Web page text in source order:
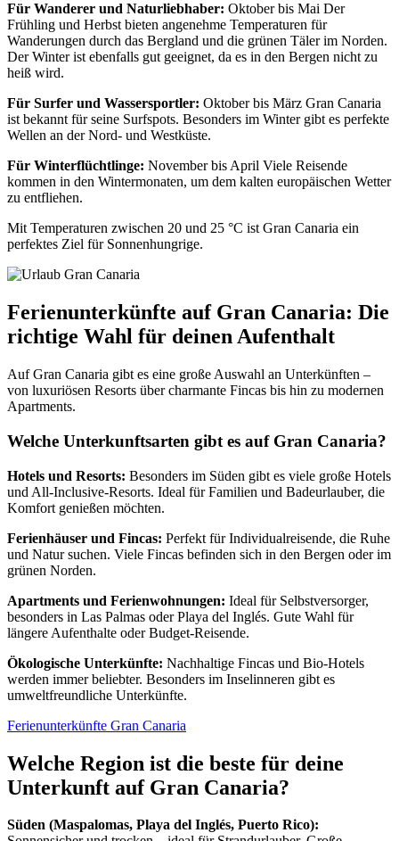
Für Wanderer und Naturliebhaber: Oktober bis Mai Der
Frühling und Herbst bieten angenehme Temperaturen für
Wanderungen durch das Bergland und die grünen Täler im Norden.
Der Winter ist ebenfalls gut geeignet, da es in den Bergen nicht zu
heiß wird.
Für Surfer und Wassersportler: Oktober bis März Gran Canaria
ist bekannt für seine Surfspots. Besonders im Winter gibt es perfekte
Wellen an der Nord- und Westküste.
Für Winterflüchtlinge: November bis April Viele Reisende
kommen in den Wintermonaten, um dem kalten europäischen Wetter
zu entfliehen.
Mit Temperaturen zwischen 20 und 25 °C ist Gran Canaria ein
perfektes Ziel für Sonnenhungrige.
Ferienunterkünfte auf Gran Canaria: Die
richtige Wahl für deinen Aufenthalt
Auf Gran Canaria gibt es eine große Auswahl an Unterkünften –
von luxuriösen Resorts über charmante Fincas bis hin zu modernen
Apartments.
Welche Unterkunftsarten gibt es auf Gran Canaria?
Hotels und Resorts: Besonders im Süden gibt es viele große Hotels
und All-Inclusive-Resorts. Ideal für Familien und Badeurlauber, die
Komfort genießen möchten.
Ferienhäuser und Fincas: Perfekt für Individualreisende, die Ruhe
und Natur suchen. Viele Fincas befinden sich in den Bergen oder im
grünen Norden.
Apartments und Ferienwohnungen: Ideal für Selbstversorger,
besonders in Las Palmas oder Playa del Inglés. Gute Wahl für
längere Aufenthalte oder Budget-Reisende.
Ökologische Unterkünfte: Nachhaltige Fincas und Bio-Hotels
werden immer beliebter. Besonders im Inselinneren gibt es
umweltfreundliche Unterkünfte.
Ferienunterkünfte Gran Canaria
Welche Region ist die beste für deine
Unterkunft auf Gran Canaria?
Süden (Maspalomas, Playa del Inglés, Puerto Rico):